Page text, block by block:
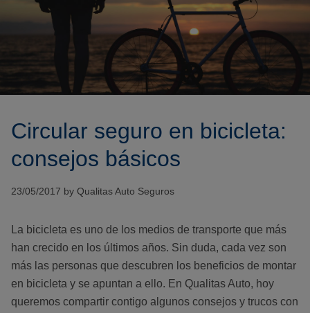
Circular seguro en bicicleta:
consejos básicos
23/05/2017 by Qualitas Auto Seguros
La bicicleta es uno de los medios de transporte que más
han crecido en los últimos años. Sin duda, cada vez son
más las personas que descubren los beneficios de montar
en bicicleta y se apuntan a ello. En Qualitas Auto, hoy
queremos compartir contigo algunos consejos y trucos con